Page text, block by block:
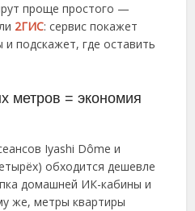
проще простого —
2ГИС: сервис покажет
и подскажет, где оставить
метров = экономия
Iyashi Dôme и
обходится дешевле
домашней ИК-кабины и
же, метры квартиры